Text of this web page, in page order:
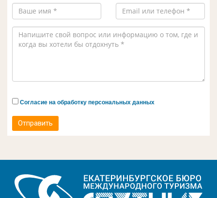
Согласие на обработку персональных данных
Отправить